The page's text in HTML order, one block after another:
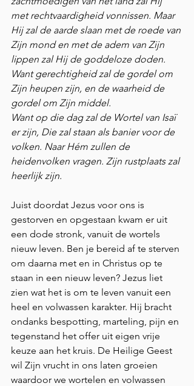
met rechtvaardigheid vonnissen. Maar
Hij zal de aarde slaan met de roede van
Zijn mond en met de adem van Zijn
lippen zal Hij de goddeloze doden.
Want gerechtigheid zal de gordel om
Zijn heupen zijn, en de waarheid de
gordel om Zijn middel.
Want op die dag zal de Wortel van Isaï
er zijn, Die zal staan als banier voor de
volken. Naar Hém zullen de
heidenvolken vragen. Zijn rustplaats zal
heerlijk zijn.
Juist doordat Jezus voor ons is
gestorven en opgestaan kwam er uit
een dode stronk, vanuit de wortels
nieuw leven. Ben je bereid af te sterven
om daarna met en in Christus op te
staan in een nieuw leven? Jezus liet
zien wat het is om te leven vanuit een
heel en volwassen karakter. Hij bracht
ondanks bespotting, marteling, pijn en
tegenstand het offer uit eigen vrije
keuze aan het kruis. De Heilige Geest
wil Zijn vrucht in ons laten groeien
waardoor we wortelen en volwassen